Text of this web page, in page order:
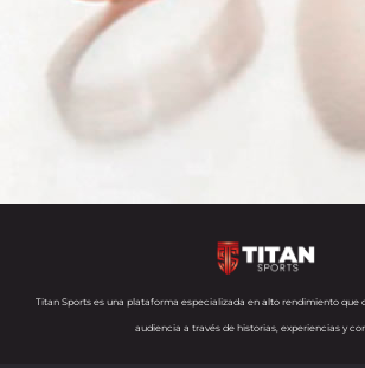
Titan Sports es una plataforma especializada en alto rendimiento que
audiencia a través de historias, experiencias y